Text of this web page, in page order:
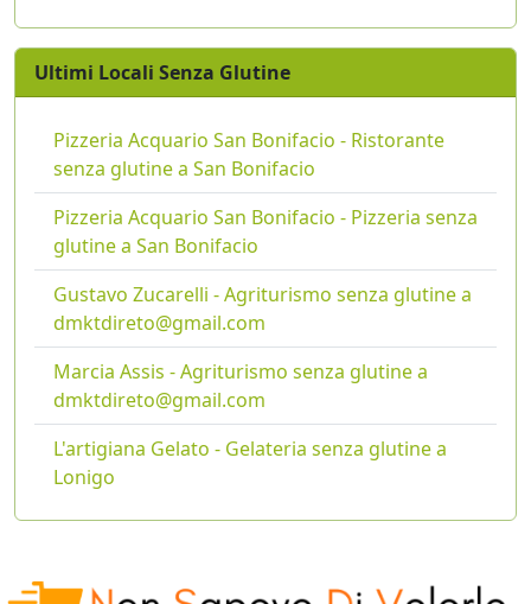
Ultimi Locali Senza Glutine
Pizzeria Acquario San Bonifacio - Ristorante
senza glutine a San Bonifacio
Pizzeria Acquario San Bonifacio - Pizzeria senza
glutine a San Bonifacio
Gustavo Zucarelli - Agriturismo senza glutine a
dmktdireto@gmail.com
Marcia Assis - Agriturismo senza glutine a
dmktdireto@gmail.com
L'artigiana Gelato - Gelateria senza glutine a
Lonigo